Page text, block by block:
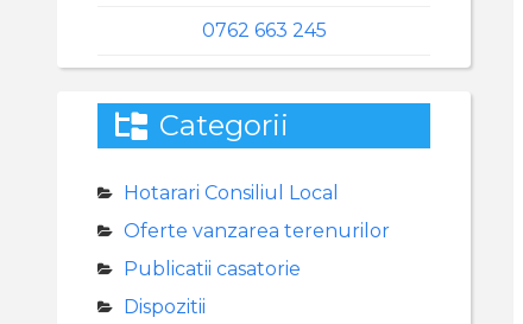
0762 663 245
Categorii
Hotarari Consiliul Local
Oferte vanzarea terenurilor
Publicatii casatorie
Dispozitii